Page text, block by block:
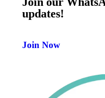
updates!
Join Now